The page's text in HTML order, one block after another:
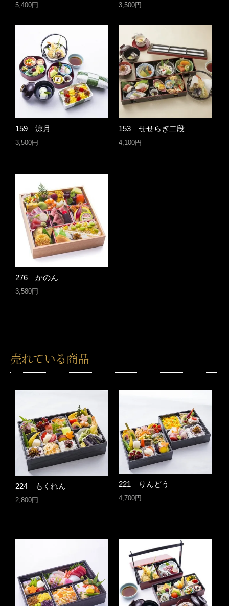
5,400円 3,500円
159 涼月
3,500円
153 せせらぎ二段
4,100円
276 かのん
3,580円
売れている商品
224 もくれん
2,800円
221 りんどう
4,700円